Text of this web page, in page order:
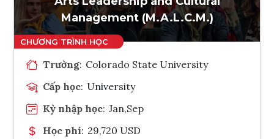
Management (M.A.L.C.M.)
Trường: Colorado State University
Cấp học: University
Kỳ nhập học: Jan,Sep
Học phí: 29,720 USD